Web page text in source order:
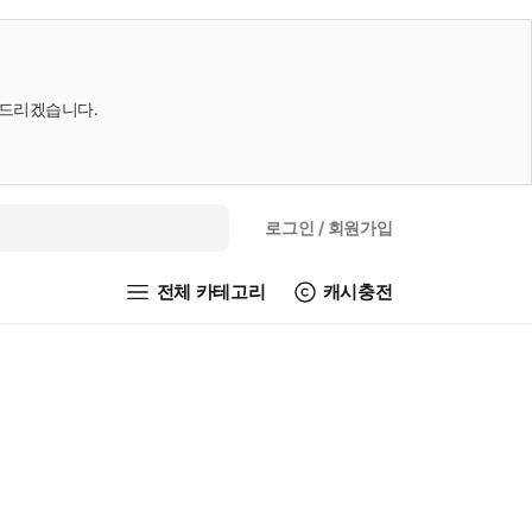
리겠습니다.
로그인 / 회원가입
전체 카테고리 캐시충전